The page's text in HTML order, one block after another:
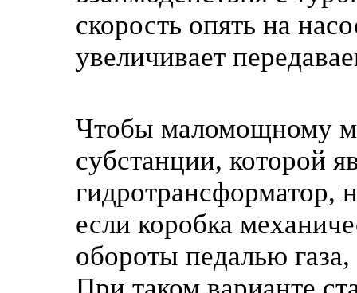
скорость опять на
увеличивает
Чтобы маломощному
субстанции, которой
гидротрансформатор,
если коробка
обороты педалью